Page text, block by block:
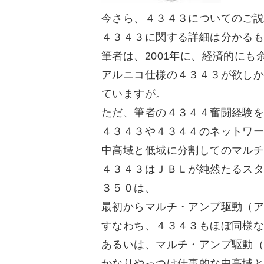
今さら、４３４３についてのご
４３４３に関する詳細は分かる
筆者は、2001年に、経済的にも
アルニコ仕様の４３４３が欲し
ていますが。
ただ、筆者の４３４４奮闘経験
４３４３や４３４４のネットワ
中高域と低域に分割してのマル
４３４３はＪＢＬが純然たるス
３５０は、
最初からマルチ・アンプ駆動（
すなわち、４３４３もほぼ同様
あるいは、マルチ・アンプ駆動